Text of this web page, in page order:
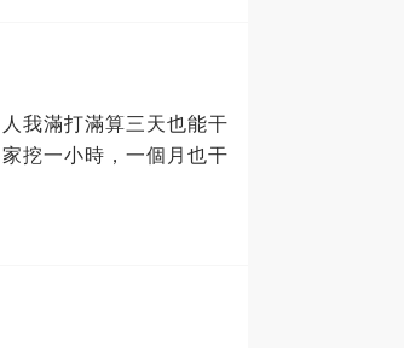
我滿打滿算三天也能干
挖一小時，一個月也干